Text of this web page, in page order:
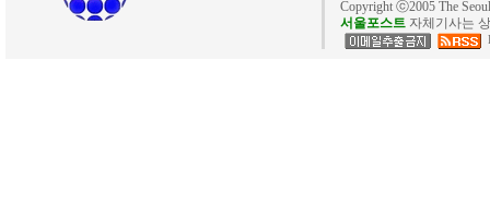
Copyright ⓒ2005 The
서울포스트 자체기사는